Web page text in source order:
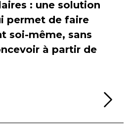
: une solution
permet de faire
soi-même, sans
à partir de